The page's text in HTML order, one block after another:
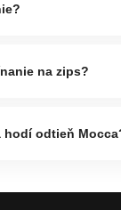
na zips?
hodí odtieň